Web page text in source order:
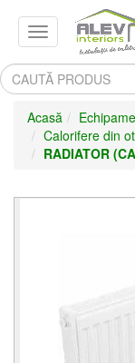
Search
Acasă
Calorifere din
RADIATOR